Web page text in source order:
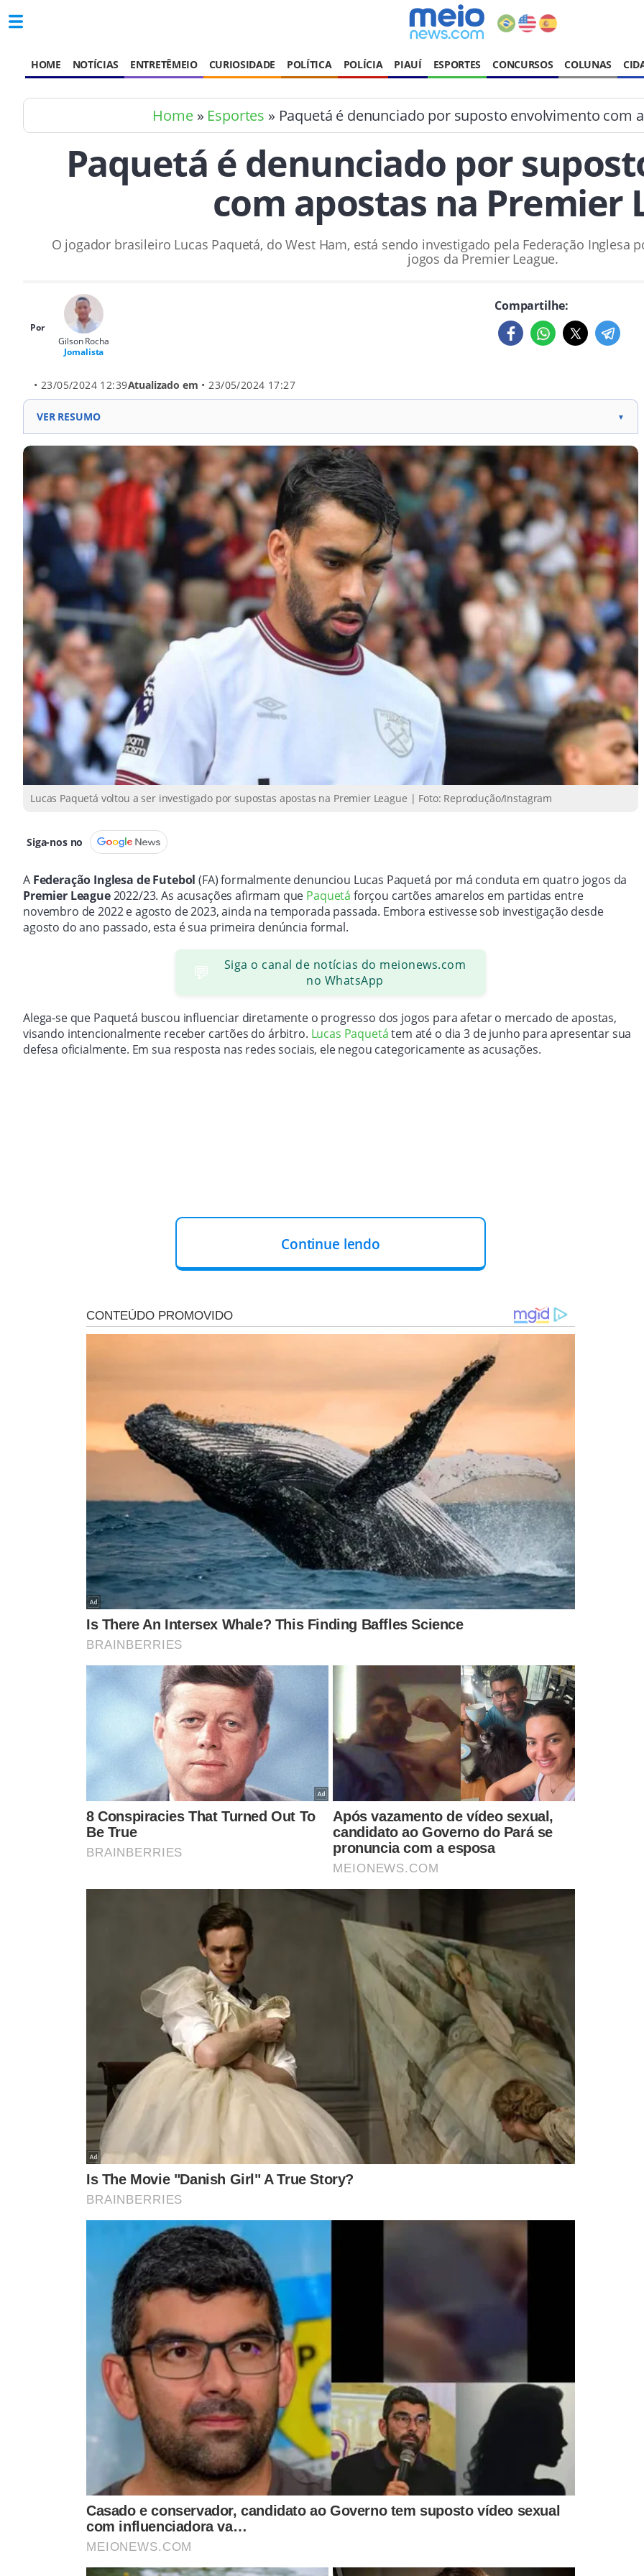
HOME NOTÍCIAS ENTRETÊMEIO CURIOSIDADE POLÍTICA POLÍCIA PIAUÍ ESPORTES CONCURSOS COLUNAS
Home» Esportes » Paquetá é denunciado por suposto envolvimento com
Paquetá é denunciado por
com apostas na Premier
O jogador brasileiro Lucas Paquetá, do West Ham, está sendo investigado pela Federação
jogos da Premier League.
Por
Gilson Rocha
Jornalista
• 23/05/2024 12:39Atualizado em • 23/05/2024 17:27
Compartilhe:
VER RESUMO ▼
A FA denunciou oficialmente o jogador por má conduta em quatro jogos da Premier League, acusando-o de
forçar cartões amarelos para influenciar apostas. O clube de Paquetá defende o jogador e nega as violações
alegadas, afirmando que apoiará o atleta durante o processo. A investigação começou após uma denúncia
sobre o cartão amarelo recebido por Paquetá contra o Aston Villa, desencadeada por um volume incomum
de apostas em dois jogos que sugeriam que ele e outro jogador receberiam cartões amarelos.
Lucas Paquetá voltou a ser investigado por supostas apostas na Premier League | Foto: Reprodução/Instagram
Siga-nos no
A Federação Inglesa de Futebol(FA) formalmente denunciou Lucas Paquetá por má conduta em quatro jogos da
Premier League2022/23. As acusações afirmam que Paquetá forçou cartões amarelos em partidas entre
novembro de 2022 e agosto de 2023, ainda na temporada passada. Embora estivesse sob investigação desde
agosto do ano passado, esta é sua primeira denúncia formal.
💬
Siga o canal de notícias do meionews.com
no WhatsApp
Alega-se que Paquetá buscou influenciar diretamente o progresso dos jogos para afetar o mercado de apostas,
visando intencionalmente receber cartões do árbitro. Lucas Paquetátem até o dia 3 de junho para apresentar sua
defesa oficialmente. Em sua resposta nas redes sociais, ele negou categoricamente as acusações.
Lucas Paquetá está tendo apoio do atual clube, West Ham, diante das acusações de apostas. (Foto:
Reprodução/Instagram)
APOIO DO CLUBE
O West Ham, clube ondePaquetájoga, afirmou em um comunicado que continuará defendendo o atleta durante o
processo. O clube destacou o apoio ao jogador, negando as violações alegadas pela FA. Até que o caso seja
resolvido, o West Ham se absteve de fazer mais comentários.
As acusações se referem a quatro jogos específicos da
Premier League , incluindo confrontos com Leicester City,
Aston Villa, Leeds United e Bournemouth. A investigação começou após uma denúncia sobre o cartão amarelo
recebido por Paquetá em um jogo contra o Aston Villa.
O processo de investigação teve início devido a um incomum volume de apostas relacionadas a dois jogos
realizados no mesmo dia, um na
e outro na La Liga. A aposta sugeria que Paquetáreceberia um
cartão amarelo no jogo entre West Ham e Aston Villa, e Luiz Henrique seria advertido na partida entre Real Betis e
Villarreal. Ambos receberam cartões amarelos, levantando suspeitas.
Lucas Paquetá de volta à
Seleção Brasileira? Jogador
tem encontro com Dorival Jr.
DATA MARCADA
Paquetá tem depoimento
remarcado pela Federação
Inglesa de Futebol; entenda
IGNORARAM CONVOCAÇÃO
CPI das apostas: Paquetá e
Luiz Henrique podem ser
convocados como
Continue lendo